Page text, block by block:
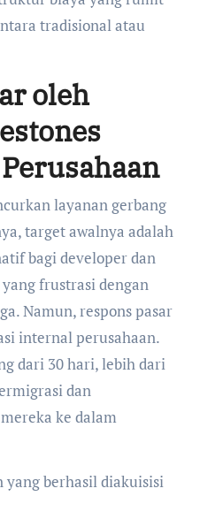
tradisional atau
oleh
layanan gerbang
target awalnya adalah
bagi developer dan
frustrasi dengan
Namun, respons pasar
internal perusahaan.
dari 30 hari, lebih dari
dan
ke dalam
yang berhasil diakuisisi